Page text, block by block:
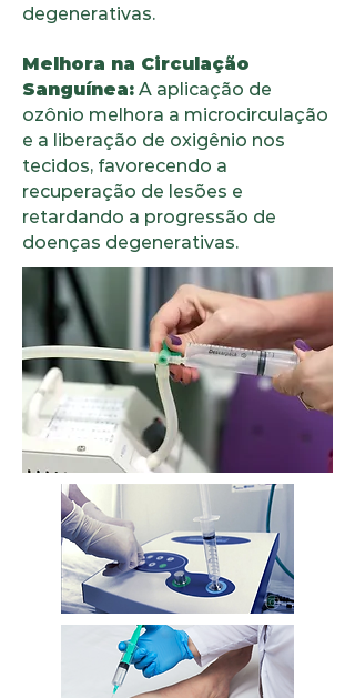
degenerativas.
Melhora na Circulação
Sanguínea: A aplicação de
ozônio melhora a microcirculação
e a liberação de oxigênio nos
tecidos, favorecendo a
recuperação de lesões e
retardando a progressão de
doenças degenerativas.